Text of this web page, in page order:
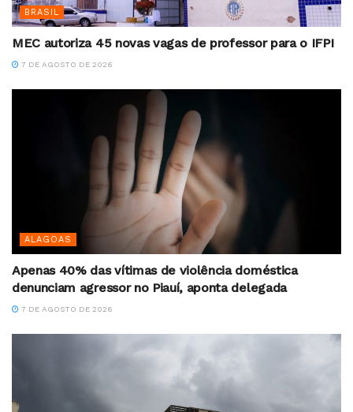
BRASIL
MEC autoriza 45 novas vagas de professor para o IFPI
7 DE AGOSTO DE 2026
ALAGOAS
Apenas 40% das vítimas de violência doméstica
denunciam agressor no Piauí, aponta delegada
7 DE AGOSTO DE 2026